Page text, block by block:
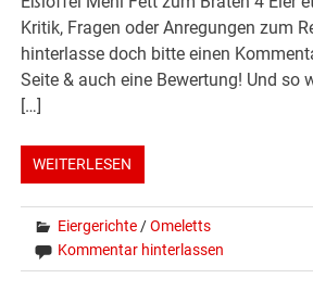
Kritik, Fragen oder Anregungen zum
hinterlasse doch bitte einen
Seite & auch eine Bewertung! Und so
[…]
WEITERLESEN
Eiergerichte /Omeletts
Kommentar hinterlassen